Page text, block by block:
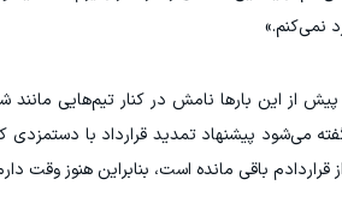
نمی‌کنم.»
از این بارها نامش در کنار تیم‌هایی
می‌شود پیشنهاد تمدید قرارداد با دستمزدی